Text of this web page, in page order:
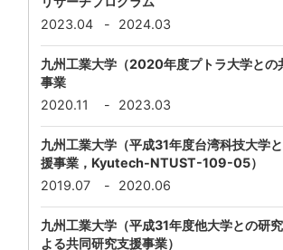
2023.04
- 2024.03
九州工業大学（2020年度プトラ大学との
事業
2020.11
- 2023.03
九州工業大学（平成31年度台湾科技大学
援事業，Kyutech-NTUST-109-05）
2019.07
- 2020.06
九州工業大学（平成31年度他大学との研
よる共同研究支援事業）